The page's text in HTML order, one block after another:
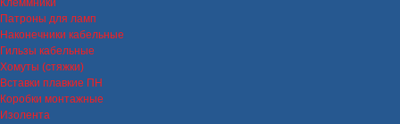
Клеммники
Патроны для ламп
Наконечники кабельные
Гильзы кабельные
Хомуты (стяжки)
Вставки плавкие ПН
Коробки монтажные
Изолента